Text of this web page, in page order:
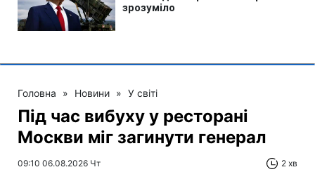
Головна » Новини » У світі
Під час вибуху у ресторані
Москви міг загинути генерал
09:10 06.08.2026 Чт 2 хв